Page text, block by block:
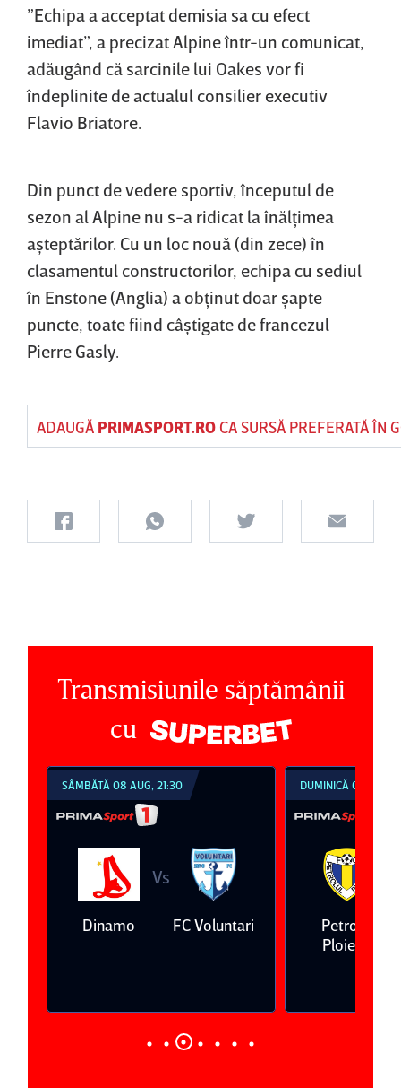
”Echipa a acceptat demisia sa cu efect
imediat”, a precizat Alpine într-un comunicat,
adăugând că sarcinile lui Oakes vor fi
îndeplinite de actualul consilier executiv
Flavio Briatore.
Din punct de vedere sportiv, începutul de
sezon al Alpine nu s-a ridicat la înălţimea
aşteptărilor. Cu un loc nouă (din zece) în
clasamentul constructorilor, echipa cu sediul
în Enstone (Anglia) a obţinut doar şapte
puncte, toate fiind câştigate de francezul
Pierre Gasly.
ADAUGĂ PRIMASPORT.ROCA SURSĂ PREFERATĂ ÎN
Transmisiunile săptămânii
cu
SÂMBĂTĂ 08 AUG, 21:30
Dinamo
Vs
FC Voluntari
DUMINICĂ 09 AUG,
Petrolul
Ploieşti